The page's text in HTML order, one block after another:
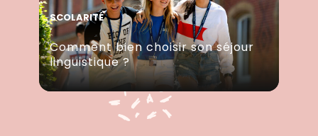
SCOLARITÉ
Comment bien choisir son séjour
linguistique ?